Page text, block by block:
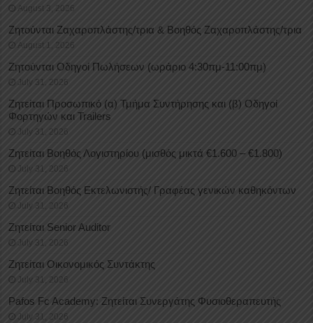
August 3, 2026
Ζητούνται Ζαχαροπλάστης/τρια & Βοηθός Ζαχαροπλάστης/τρια
August 1, 2026
Ζητούνται Οδηγοί Πωλήσεων (ωράριο 4:30πμ-11:00πμ)
July 31, 2026
Ζητείται Προσωπικό (α) Τμήμα Συντήρησης και (β) Οδηγοί
Φορτηγών και Trailers
July 31, 2026
Ζητείται Βοηθός Λογιστηρίου (μισθός μικτά €1.600 – €1.800)
July 31, 2026
Ζητείται Βοηθός Εκτελωνιστής/ Γραφέας γενικών καθηκόντων
July 31, 2026
Ζητείται Senior Auditor
July 31, 2026
Ζητείται Οικονομικός Συντάκτης
July 31, 2026
Pafos Fc Academy: Ζητείται Συνεργάτης Φυσιοθεραπευτής
July 31, 2026